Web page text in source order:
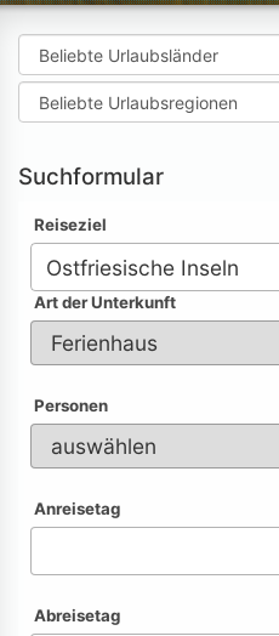
Suchformular
Reiseziel
Art der Unterkunft
Personen
Anreisetag
Abreisetag